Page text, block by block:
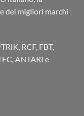
dei migliori marchi
RCF, FBT,
ANTARI e